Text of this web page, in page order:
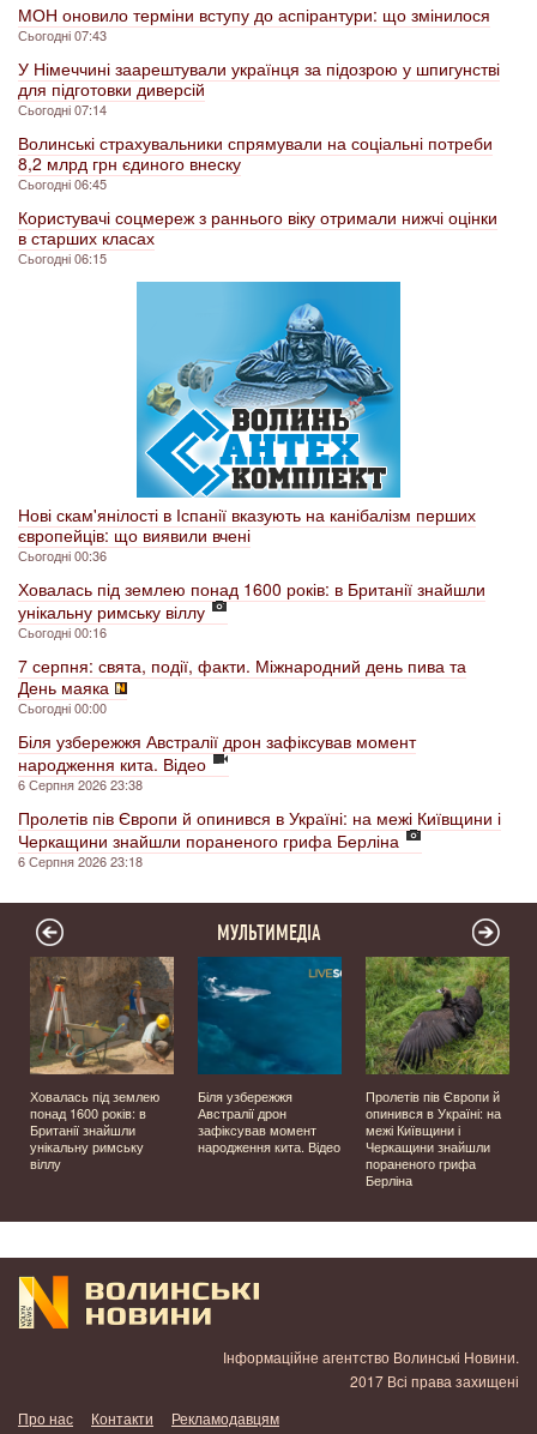
МОН оновило терміни вступу до аспірантури: що змінилося
Сьогодні 07:43
У Німеччині заарештували українця за підозрою у шпигунстві
для підготовки диверсій
Сьогодні 07:14
Волинські страхувальники спрямували на соціальні потреби
8,2 млрд грн єдиного внеску
Сьогодні 06:45
Користувачі соцмереж з раннього віку отримали нижчі оцінки
в старших класах
Сьогодні 06:15
Нові скам'янілості в Іспанії вказують на канібалізм перших
європейців: що виявили вчені
Сьогодні 00:36
Ховалась під землею понад 1600 років: в Британії знайшли
унікальну римську віллу
Сьогодні 00:16
7 серпня: свята, події, факти. Міжнародний день пива та
День маяка
Сьогодні 00:00
Біля узбережжя Австралії дрон зафіксував момент
народження кита. Відео
6 Серпня 2026 23:38
Пролетів пів Європи й опинився в Україні: на межі Київщини і
Черкащини знайшли пораненого грифа Берліна
6 Серпня 2026 23:18
МУЛЬТИМЕДІА
Ховалась під землею
понад 1600 років: в
Британії знайшли
унікальну римську
віллу
Біля узбережжя
Австралії дрон
зафіксував момент
народження кита. Відео
Пролетів пів Європи й
опинився в Україні: на
межі Київщини і
Черкащини знайшли
пораненого грифа
Берліна
Інформаційне агентство Волинські Новини.
2017 Всі права захищені
Про нас
Контакти Рекламодавцям